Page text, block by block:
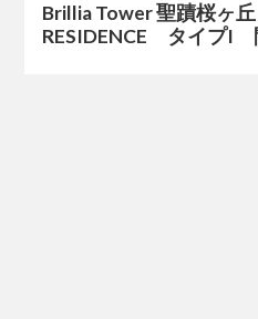
Brillia Tower 聖蹟桜ヶ
RESIDENCE タイプI